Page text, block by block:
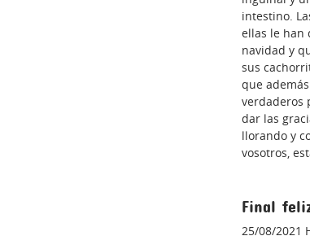
intestino.
ellas le han
navidad y
sus
que
verdaderos
dar las
llorando y
vosotros,
Final
25/08/2021